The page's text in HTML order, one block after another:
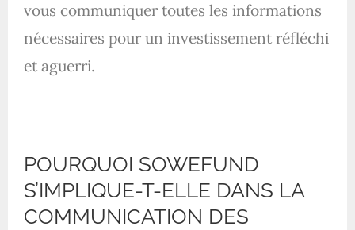
vous communiquer toutes les informations
nécessaires pour un investissement réfléchi
et aguerri.
POURQUOI SOWEFUND
S’IMPLIQUE-T-ELLE DANS LA
COMMUNICATION DES